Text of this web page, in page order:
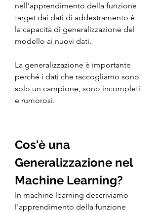
nell'apprendimento della funzione
target dai dati di addestramento è
la capacità di generalizzazione del
modello ai nuovi dati.
La generalizzazione è importante
perché i dati che raccogliamo sono
solo un campione, sono incompleti
e rumorosi.
Cos'è una
Generalizzazione nel
Machine Learning?
In machine learning descriviamo
l'apprendimento della funzione